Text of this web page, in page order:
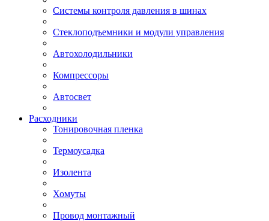
Системы контроля давления в шинах
Стеклоподъемники и модули управления
Автохолодильники
Компрессоры
Автосвет
Расходники
Тонировочная пленка
Термоусадка
Изолента
Хомуты
Провод монтажный